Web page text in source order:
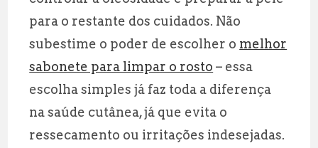
para o restante dos cuidados. Não
subestime o poder de escolher o melhor
sabonete para limpar o rosto – essa
escolha simples já faz toda a diferença
na saúde cutânea, já que evita o
ressecamento ou irritações indesejadas.